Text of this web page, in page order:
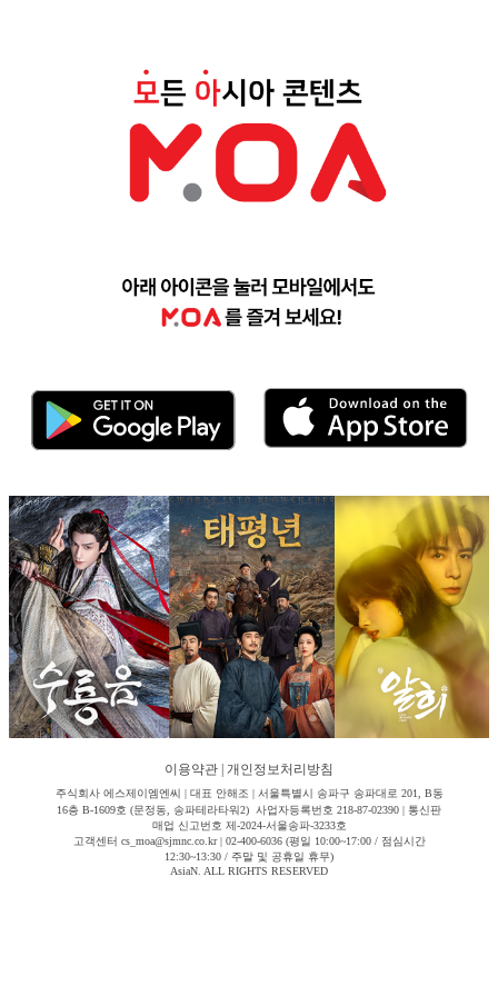
이용약관 개인정보처리방침
주식회사 에스제이엠엔씨 | 대표 안해조 | 서울특별시 송파구 송파대로 201, B동
16층 B-1609호 (문정동, 송파테라타워2) 사업자등록번호 218-87-02390 | 통신판
매업 신고번호 제-2024-서울송파-3233호
고객센터 cs_moa@sjmnc.co.kr | 02-400-6036 (평일 10:00~17:00 / 점심시간
12:30~13:30 / 주말 및 공휴일 휴무)
AsiaN. ALL RIGHTS RESERVED